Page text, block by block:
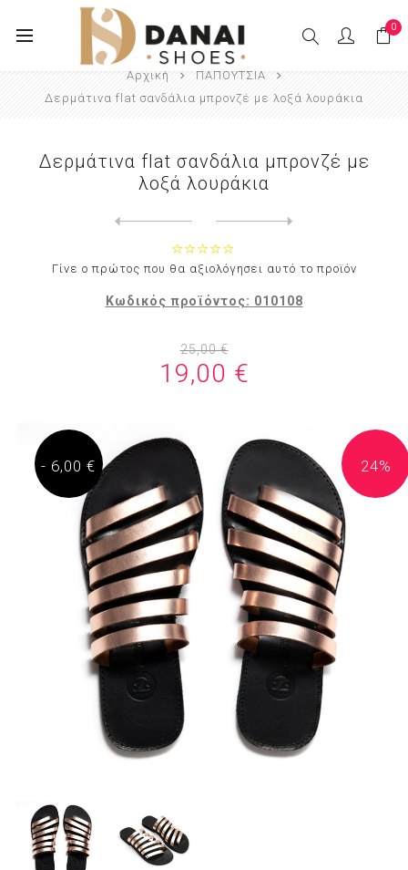
0
Αρχική
ΠΑΠΟΥΤΣΙΑ
Δερμάτινα flat σανδάλια μπρονζέ με λοξά λουράκια
24%
- 6,00 €
Δερμάτινα flat σανδάλια μπρονζέ με
λοξά λουράκια
Γίνε ο πρώτος που θα αξιολόγησει αυτό το προϊόν
Κωδικός προϊόντος: 010108
25,00 €
19,00 €